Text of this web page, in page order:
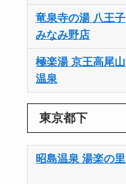
竜泉寺の湯 八王子
みなみ野店
極楽湯 京王高尾山
温泉
東京都下
昭島温泉 湯楽の里